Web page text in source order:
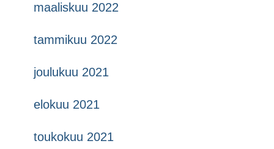
maaliskuu 2022
tammikuu 2022
joulukuu 2021
elokuu 2021
toukokuu 2021